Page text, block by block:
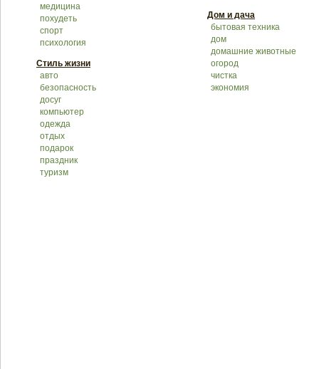
медицина
похудеть
спорт
психология
Стиль жизни
авто
безопасность
досуг
компьютер
одежда
отдых
подарок
праздник
туризм
Дом и дача
бытовая техника
дом
домашние животные
огород
чистка
экономия